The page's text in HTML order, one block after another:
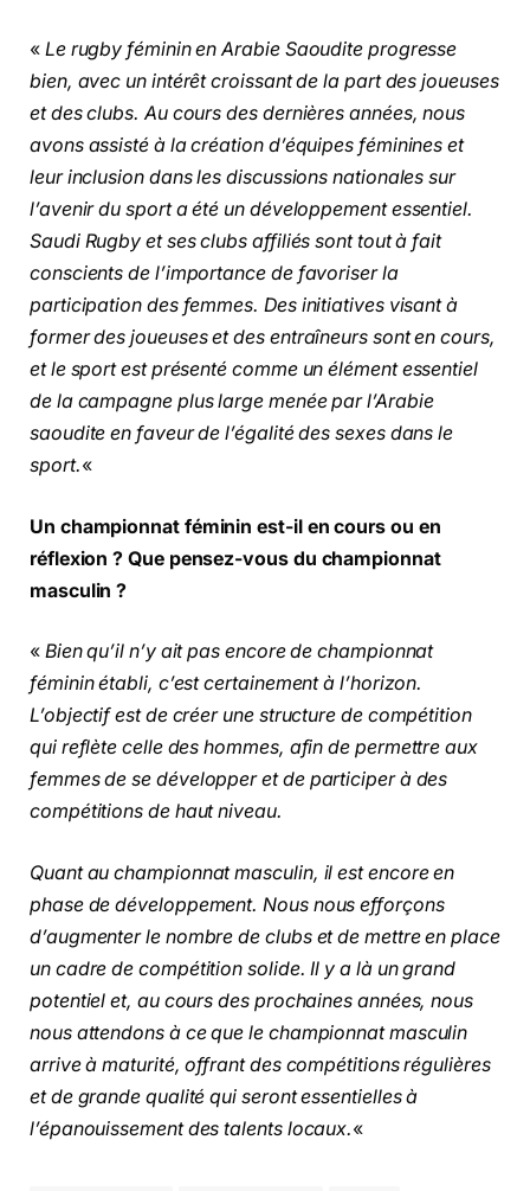
« Le rugby féminin en Arabie Saoudite progresse
bien, avec un intérêt croissant de la part des joueuses
et des clubs. Au cours des dernières années, nous
avons assisté à la création d’équipes féminines et
leur inclusion dans les discussions nationales sur
l’avenir du sport a été un développement essentiel.
Saudi Rugby et ses clubs affiliés sont tout à fait
conscients de l’importance de favoriser la
participation des femmes. Des initiatives visant à
former des joueuses et des entraîneurs sont en cours,
et le sport est présenté comme un élément essentiel
de la campagne plus large menée par l’Arabie
saoudite en faveur de l’égalité des sexes dans le
sport.«
Un championnat féminin est-il en cours ou en
réflexion ? Que pensez-vous du championnat
masculin ?
« Bien qu’il n’y ait pas encore de championnat
féminin établi, c’est certainement à l’horizon.
L’objectif est de créer une structure de compétition
qui reflète celle des hommes, afin de permettre aux
femmes de se développer et de participer à des
compétitions de haut niveau.
Quant au championnat masculin, il est encore en
phase de développement. Nous nous efforçons
d’augmenter le nombre de clubs et de mettre en place
un cadre de compétition solide. Il y a là un grand
potentiel et, au cours des prochaines années, nous
nous attendons à ce que le championnat masculin
arrive à maturité, offrant des compétitions régulières
et de grande qualité qui seront essentielles à
l’épanouissement des talents locaux.«